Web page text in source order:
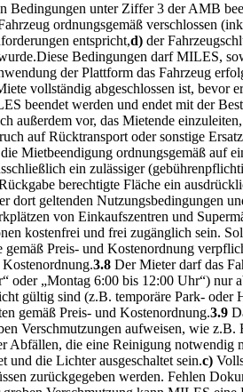
Bedingungen unter Ziffer 3 der AMB
ordnungsgemäß verschlossen
entspricht,d) der
Diese Bedingungen darf MILES,
der Plattform das Fahrzeug
vollständig abgeschlossen ist,
beendet werden und endet mit der
außerdem vor, das Mietende
auf Rücktransport oder sonstige
Mietbeendigung ordnungsgemäß auf
ein zulässiger
berechtigte Fläche ein
dort geltenden Nutzungsbedingungen
von Einkaufszentren und
kostenfrei und frei zugänglich sein.
Preis- und Kostenordnung
Kostenordnung.3.8 Der Mieter darf das
„Montag 6:00 bis 12:00 Uhr“)
gültig sind (z.B. temporäre Park-
gemäß Preis- und Kostenordnung.3.9
Verschmutzungen aufweisen, wie
Abfällen, die eine Reinigung notwendig
und die Lichter ausgeschaltet sein.c)
zurückgegeben werden. Fehlen